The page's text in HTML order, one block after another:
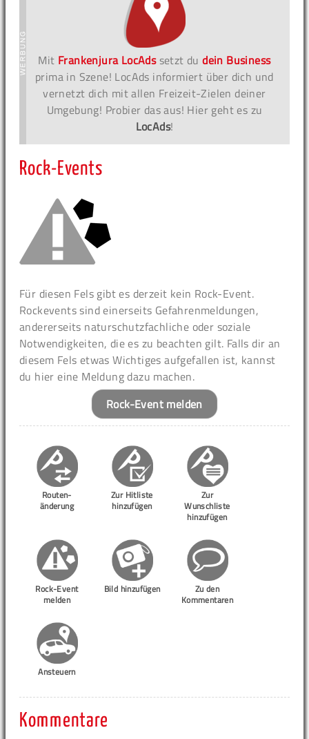
Mit Frankenjura LocAdssetzt dudein Business
prima in Szene! LocAds informiert über dich und
vernetzt dich mit allen Freizeit-Zielen deiner
Umgebung! Probier das aus! Hier geht es zu
LocAds!
Rock-Events
Für diesen Fels gibt es derzeit kein Rock-Event.
Rockevents sind einerseits Gefahrenmeldungen,
andererseits naturschutzfachliche oder soziale
Notwendigkeiten, die es zu beachten gilt. Falls dir an
diesem Fels etwas Wichtiges aufgefallen ist, kannst
du hier eine Meldung dazu machen.
Rock-Event melden
Routen-
änderung
Zur Hitliste
hinzufügen
Zur
Wunschliste
hinzufügen
Rock-Event
melden
Bild hinzufügen
Zu den
Kommentaren
Ansteuern
Kommentare